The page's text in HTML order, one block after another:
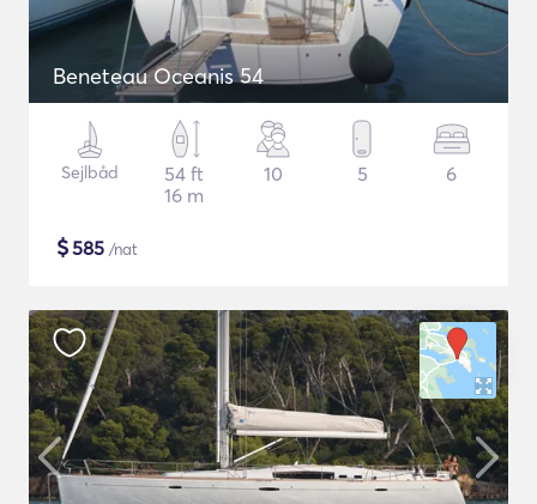
Beneteau Oceanis 54
Sejlbåd
54 ft
16 m
10 5 6
$585 /nat